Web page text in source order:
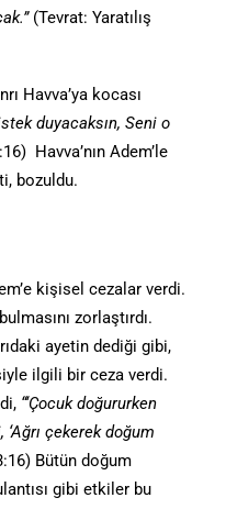
(Tevrat: Yaratılış
Havva’ya kocası
duyacaksın, Seni o
Havva’nın Adem’le
bozuldu.
kişisel cezalar verdi.
zorlaştırdı.
ayetin dediği gibi,
ilgili bir ceza verdi.
“‘Çocuk doğururken
çekerek doğum
Bütün doğum
gibi etkiler bu